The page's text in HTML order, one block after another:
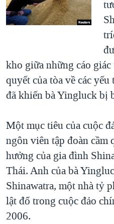
kho giữa những cáo
quyết của tòa về các
đã khiến bà Yingluck bị
Một mục tiêu của cuộc
ngôn viên tập đoàn cầm
hưởng của gia đình
Thái. Anh của bà
Shinawatra, một nhà tỷ
lật đổ trong cuộc đảo
2006.